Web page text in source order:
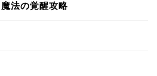
法の覚醒攻略